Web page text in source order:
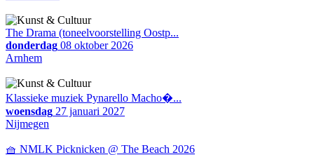
The Drama (toneelvoorstelling Oostp...
donderdag 08 oktober 2026
Arnhem
Klassieke muziek Pynarello Macho�...
woensdag 27 januari 2027
Nijmegen
🧺 NMLK Picknicken @ The Beach 2026